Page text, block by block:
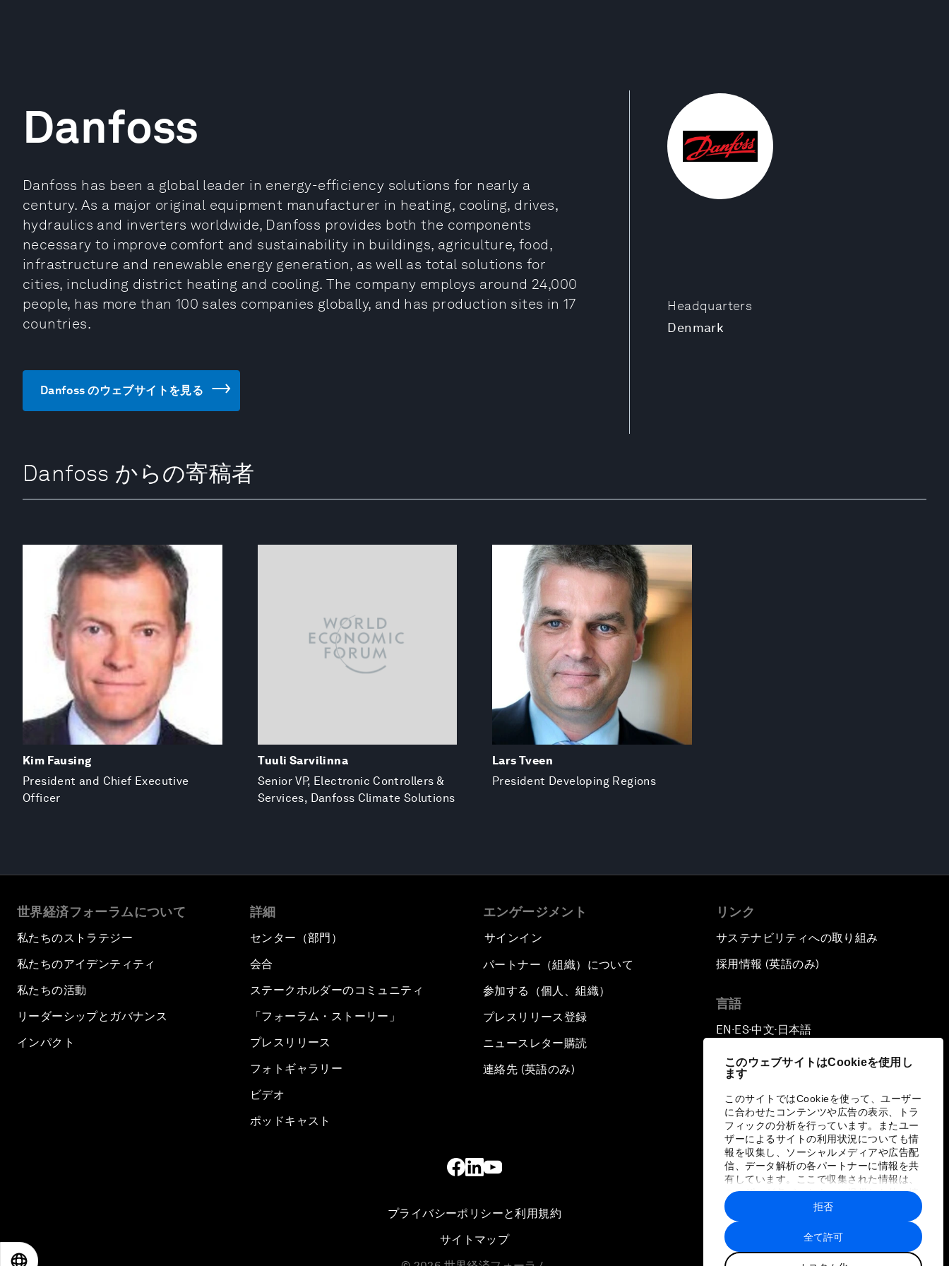
このウェブサイトはCookieを使用し
ます
このサイトではCookieを使って、ユーザー
に合わせたコンテンツや広告の表示、トラ
フィックの分析を行っています。またユー
ザーによるサイトの利用状況についても情
報を収集し、ソーシャルメディアや広告配
信、データ解析の各パートナーに情報を共
有しています。ここで収集された情報は、
ユーザーが各パートナーに提供した他の情
報や各パートナーのサービスを使用した際
に収集された情報と組み合わされ、各パー
トナーによって使用されることがありま
す。
全て許可
拒否
Headquarters
Denmark
Danfoss
Danfoss has been a global leader in energy-efficiency solutions for nearly a
century. As a major original equipment manufacturer in heating, cooling, drives,
hydraulics and inverters worldwide, Danfoss provides both the components
necessary to improve comfort and sustainability in buildings, agriculture, food,
infrastructure and renewable energy generation, as well as total solutions for
cities, including district heating and cooling. The company employs around 24,000
people, has more than 100 sales companies globally, and has production sites in 17
countries.
Danfoss のウェブサイトを見る
Danfoss からの寄稿者
Kim Fausing
President and Chief Executive
Officer
Tuuli Sarvilinna
Senior VP, Electronic Controllers &
Services, Danfoss Climate Solutions
Lars Tveen
President Developing Regions
世界経済フォーラムについて
私たちのストラテジー
私たちのアイデンティティ
私たちの活動
リーダーシップとガバナンス
インパクト
詳細
センター（部門）
会合
ステークホルダーのコミュニティ
「フォーラム・ストーリー」
プレスリリース
フォトギャラリー
ビデオ
ポッドキャスト
エンゲージメント
サインイン
パートナー（組織）について
参加する（個人、組織）
プレスリリース登録
ニュースレター購読
連絡先 (英語のみ)
リンク
サステナビリティへの取り組み
採用情報 (英語のみ)
言語
EN ▪ES▪中文▪ 日本語
プライバシーポリシーと利用規約
サイトマップ